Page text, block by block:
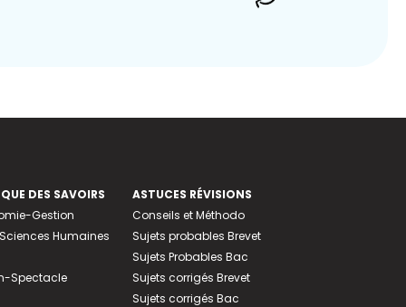
DES SAVOIRS
Gestion
Humaines
Spectacle
ASTUCES RÉVISIONS
Conseils et Méthodo
Sujets probables Brevet
Sujets Probables Bac
Sujets corrigés Brevet
Sujets corrigés Bac